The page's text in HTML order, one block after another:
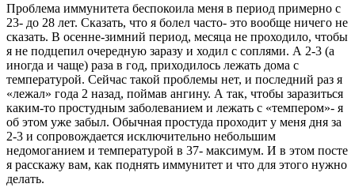
Проблема иммунитета беспокоила меня в период примерно с
23- до 28 лет. Сказать, что я болел часто- это вообще ничего не
сказать. В осенне-зимний период, месяца не проходило, чтобы
я не подцепил очередную заразу и ходил с соплями. А 2-3 (а
иногда и чаще) раза в год, приходилось лежать дома с
температурой. Сейчас такой проблемы нет, и последний раз я
«лежал» года 2 назад, поймав ангину. А так, чтобы заразиться
каким-то простудным заболеванием и лежать с «темпером»- я
об этом уже забыл. Обычная простуда проходит у меня дня за
2-3 и сопровождается исключительно небольшим
недомоганием и температурой в 37- максимум. И в этом посте
я расскажу вам, как поднять иммунитет и что для этого нужно
делать.